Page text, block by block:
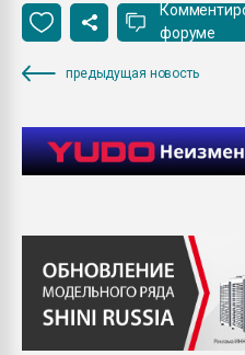
форуме
предыдущая новость